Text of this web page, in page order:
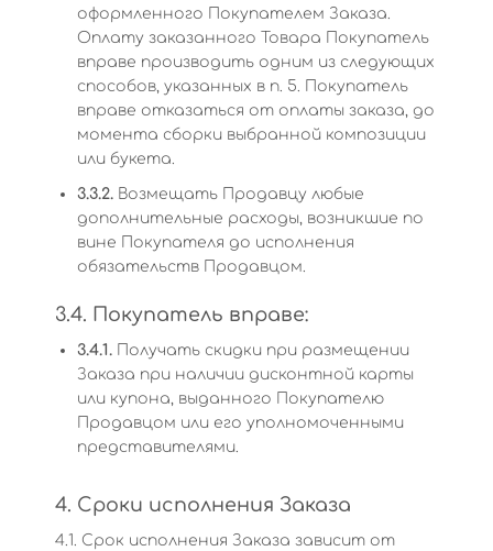
оформленного Покупателем Заказа.
Оплату заказанного Товара Покупатель
вправе производить одним из следующих
способов, указанных в п. 5. Покупатель
вправе отказаться от оплаты заказа, до
момента сборки выбранной композиции
или букета.
3.3.2. Возмещать Продавцу любые
дополнительные расходы, возникшие по
вине Покупателя до исполнения
обязательств Продавцом.
3.4. Покупатель вправе:
3.4.1. Получать скидки при размещении
Заказа при наличии дисконтной карты
или купона, выданного Покупателю
Продавцом или его уполномоченными
представителями.
4. Сроки исполнения Заказа
4.1. Срок исполнения Заказа зависит от